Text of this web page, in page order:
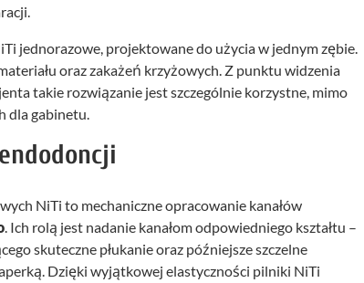
jednorazowe, projektowane do użycia w jednym zębie.
oraz zakażeń krzyżowych. Z punktu widzenia
takie rozwiązanie jest szczególnie korzystne, mimo
dla gabinetu.
NiTi to mechaniczne opracowanie kanałów
. Ich rolą jest nadanie kanałom odpowiedniego kształtu –
skuteczne płukanie oraz późniejsze szczelne
Dzięki wyjątkowej elastyczności pilniki NiTi